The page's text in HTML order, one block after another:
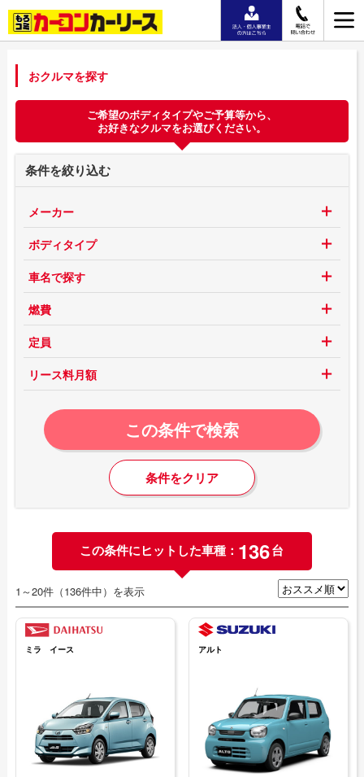
おクルマを探す
ご希望のボディタイプやご予算等から、
お好きなクルマをお選びください。
条件を絞り込む
メーカー
ボディタイプ
車名で探す
燃費
定員
リース料月額
この条件で検索
条件をクリア
この条件にヒットした車種： 136台
1～20件（136件中）を表示
ミラ イース アルト